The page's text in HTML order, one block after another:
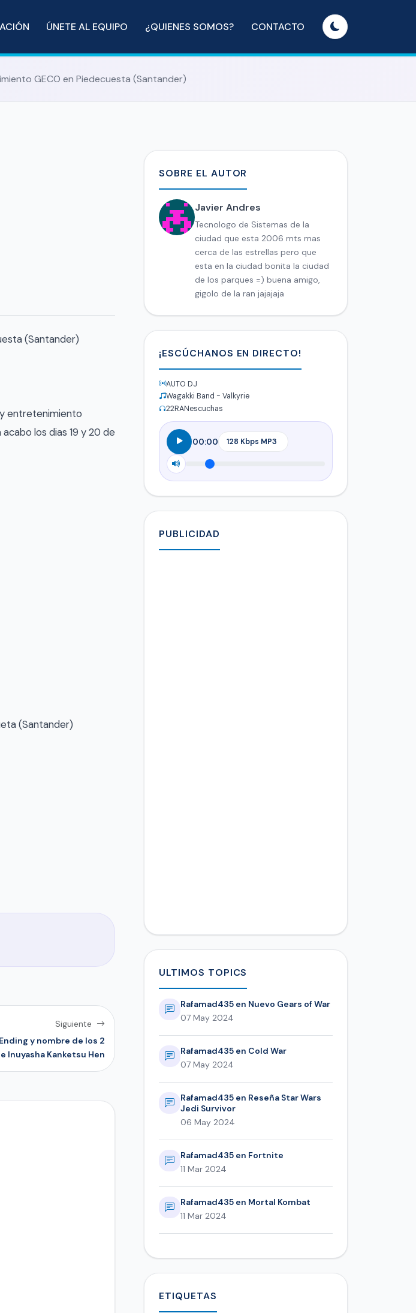
ÚNETE AL EQUIPO ¿QUIENES SOMOS? CONTACTO
GECO en Piedecuesta (Santander)
(Santander)
entretenimiento
los dias 19 y 20 de
(Santander)
Siguiente
y nombre de los 2
Inuyasha Kanketsu Hen
SOBRE EL AUTOR
Javier Andres
Tecnologo de Sistemas de la
ciudad que esta 2006 mts mas
cerca de las estrellas pero que
esta en la ciudad bonita la ciudad
de los parques =) buena amigo,
gigolo de la ran jajajaja
¡ESCÚCHANOS EN DIRECTO!
AUTO DJ
Wagakki Band - Valkyrie
22RANescuchas
00:00
PUBLICIDAD
ULTIMOS TOPICS
Rafamad435 en Nuevo Gears of War
07 May 2024
Rafamad435 en Cold War
07 May 2024
Rafamad435 en Reseña Star Wars
Jedi Survivor
06 May 2024
Rafamad435 en Fortnite
11 Mar 2024
Rafamad435 en Mortal Kombat
11 Mar 2024
ETIQUETAS